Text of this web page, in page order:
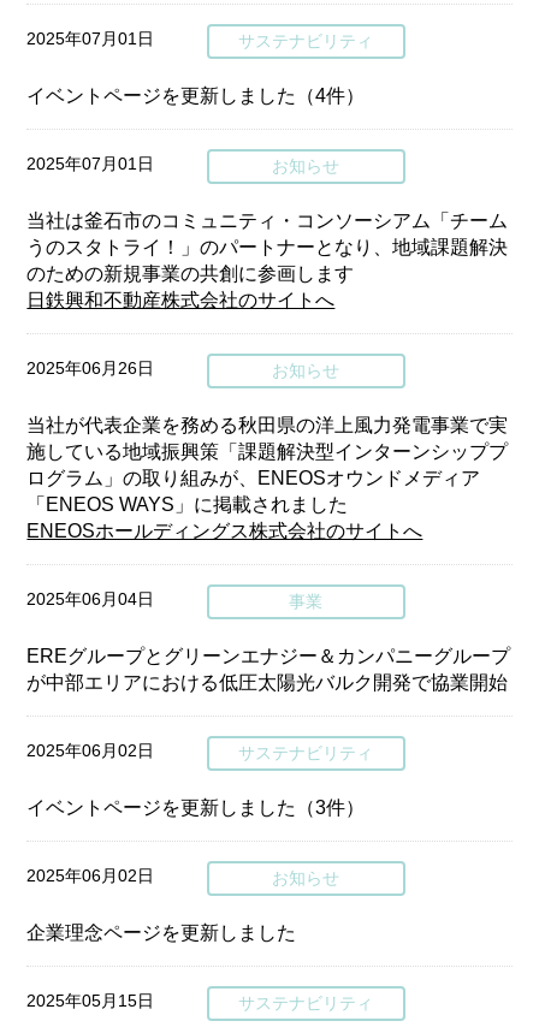
2025年07月01日 サステナビリティ
イベントページを更新しました（4件）
2025年07月01日 お知らせ
当社は釜石市のコミュニティ・コンソーシアム「チーム
うのスタトライ！」のパートナーとなり、地域課題解決
のための新規事業の共創に参画します
日鉄興和不動産株式会社のサイトへ
2025年06月26日 お知らせ
当社が代表企業を務める秋田県の洋上風力発電事業で実
施している地域振興策「課題解決型インターンシッププ
ログラム」の取り組みが、ENEOSオウンドメディア
「ENEOS WAYS」に掲載されました
ENEOSホールディングス株式会社のサイトへ
2025年06月04日 事業
EREグループとグリーンエナジー＆カンパニーグループ
が中部エリアにおける低圧太陽光バルク開発で協業開始
2025年06月02日 サステナビリティ
イベントページを更新しました（3件）
2025年06月02日 お知らせ
企業理念ページを更新しました
2025年05月15日 サステナビリティ